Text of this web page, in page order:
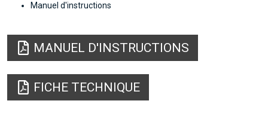
Manuel d'instructions
MANUEL D'INSTRUCTIONS
FICHE TECHNIQUE